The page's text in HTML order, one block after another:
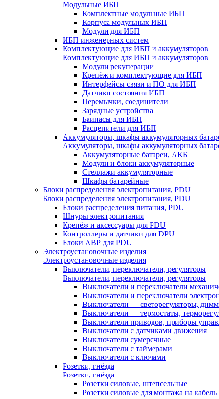
Модульные ИБП
Комплектные модульные ИБП
Корпуса модульных ИБП
Модули для ИБП
ИБП инженерных систем
Комплектующие для ИБП и аккумуляторов
Комплектующие для ИБП и аккумуляторов
Модули рекуперации
Крепёж и комплектующие для ИБП
Интерфейсы связи и ПО для ИБП
Датчики состояния ИБП
Перемычки, соединители
Зарядные устройства
Байпасы для ИБП
Расцепители для ИБП
Аккумуляторы, шкафы аккумуляторных
Аккумуляторы, шкафы аккумуляторных
Аккумуляторные батареи, АКБ
Модули и блоки аккумуляторные
Стеллажи аккумуляторные
Шкафы батарейные
Блоки распределения электропитания, PDU
Блоки распределения электропитания, PDU
Блоки распределения питания, PDU
Шнуры электропитания
Крепёж и аксессуары для PDU
Контроллеры и датчики для DPU
Блоки АВР для PDU
Электроустановочные изделия
Электроустановочные изделия
Выключатели, переключатели, регуляторы
Выключатели, переключатели, регуляторы
Выключатели и переключатели
Выключатели и переключатели
Выключатели — светорегуляторы,
Выключатели — термостаты,
Выключатели приводов, приборы
Выключатели с датчиками движения
Выключатели сумеречные
Выключатели с таймерами
Выключатели с ключами
Розетки, гнёзда
Розетки, гнёзда
Розетки силовые, штепсельные
Розетки силовые для монтажа на кабель